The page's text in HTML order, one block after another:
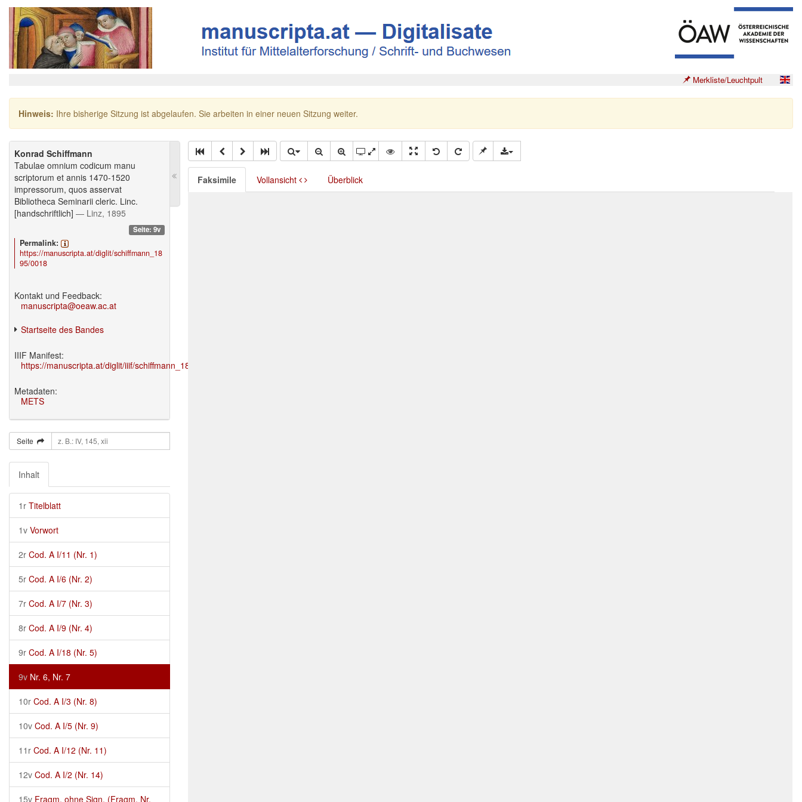
Merkliste/Leuchtpult
Hinweis: Ihre bisherige Sitzung ist abgelaufen. Sie arbeiten in einer neuen Sitzung weiter.
Konrad Schiffmann
Tabulae omnium codicum manu
scriptorum et annis 1470-1520
impressorum, quos asservat
Bibliotheca Seminarii cleric. Linc.
[handschriftlich] — Linz, 1895
Seite: 9v
Permalink:
https://manuscripta.at/diglit/schiffmann_18
95/0018
Kontakt und Feedback:
manuscripta@oeaw.ac.at
Startseite des Bandes
IIIF Manifest:
https://manuscripta.at/diglit/iiif/schiffmann_1895/manifest.json
Metadaten:
METS
Seite
Inhalt
1r Titelblatt
1v Vorwort
2r Cod. A I/11 (Nr. 1)
5r Cod. A I/6 (Nr. 2)
7r Cod. A I/7 (Nr. 3)
8r Cod. A I/9 (Nr. 4)
9r Cod. A I/18 (Nr. 5)
9v Nr. 6, Nr. 7
10r Cod. A I/3 (Nr. 8)
10v Cod. A I/5 (Nr. 9)
11r Cod. A I/12 (Nr. 11)
12v Cod. A I/2 (Nr. 14)
15v Fragm. ohne Sign. (Fragm. Nr.
Faksimile Vollansicht Überblick